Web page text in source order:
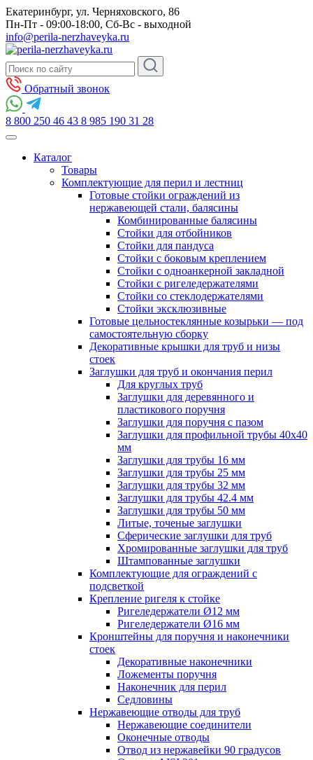
Екатеринбург, ул. Черняховского, 86
Пн-Пт - 09:00-18:00, Сб-Вс - выходной
info@perila-nerzhaveyka.ru
Обратный звонок
8 800 250 46 43 8 985 190 31 28
Каталог
Товары
Комплектующие для перил и лестниц
Готовые стойки ограждений из
нержавеющей стали, балясины
Комбинированные балясины
Стойки для отбойников
Стойки для пандуса
Стойки с боковым креплением
Стойки с одноанкерной закладной
Стойки с ригеледержателями
Стойки со стеклодержателями
Стойки эксклюзивные
Готовые цельностеклянные козырьки — под
самостоятельную сборку
Декоративные крышки для труб и низы
стоек
Заглушки для труб и окончания перил
Для круглых труб
Заглушки для деревянного и
пластикового поручня
Заглушки для поручня с пазом
Заглушки для профильной трубы 40х40
мм
Заглушки для трубы 16 мм
Заглушки для трубы 25 мм
Заглушки для трубы 32 мм
Заглушки для трубы 42.4 мм
Заглушки для трубы 50 мм
Литые, точеные заглушки
Сферические заглушки для труб
Хромированные заглушки для труб
Штампованные заглушки
Комплектующие для ограждений с
подсветкой
Крепление ригеля к стойке
Ригеледержатели Ø12 мм
Ригеледержатели Ø16 мм
Кронштейны для поручня и наконечники
стоек
Декоративные наконечники
Ложементы поручня
Наконечник для перил
Седловины
Нержавеющие отводы для труб
Нержавеющие соединители
Оконечные отводы
Отвод из нержавейки 90 градусов